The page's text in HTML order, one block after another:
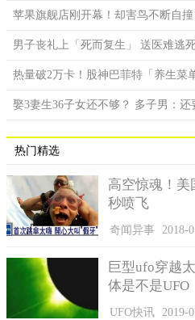
苹果旗舰店刚开幕！却害鸟不断自撞
男子丧礼上「死而复生」 送医难逃
热量破2万卡！股神巴菲特「养生菜
娶3妻生36子女还不够？ 多子男：还
热门精选
高空惊魂！美
秒喷飞
奇闻异事 2018-
巨型ufo穿越
体是不是UFO
UFO快讯 2019-